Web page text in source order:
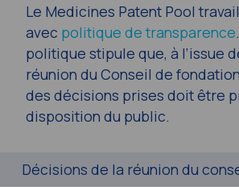
Le Medicines Patent Pool
avec politique de transparence
politique stipule que, à l’issue
réunion du Conseil de
des décisions prises doit être
disposition du public.
Décisions de la réunion du